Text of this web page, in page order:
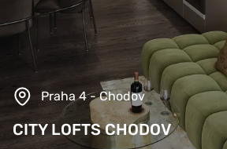
CITY LOFTS CHODOV
Praha 4 - Chodov